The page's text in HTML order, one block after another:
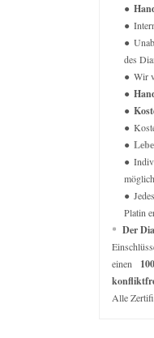
des
Wir
Platin
*Der
einen
Alle